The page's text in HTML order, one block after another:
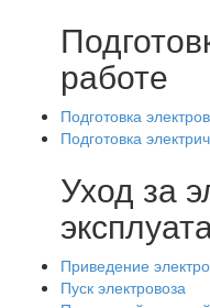
работе
Подготовка
Подготовка
Уход за
Приведение
Пуск электровоза